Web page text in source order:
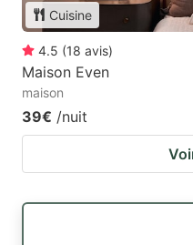
Cuisine
4.5 (18 avis)
Maison Even
maison
39€ /nuit